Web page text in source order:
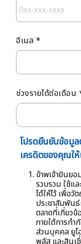
อีเมล *
ช่วงรายได้ต่อเดือน
โปรดยืนยันข้อมู
เครดิตของคุณใ
ข้าพเจ้ายินย
รวบรวม ใช้แ
ได้ให้ไว้ เพื่อ
ประชาสัมพัน
ตลาดที่เกี่ยว
ภายใต้การก
ส่วนบุคคล ยูโ
พลัส และสินเ